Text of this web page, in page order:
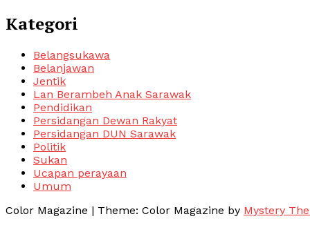
Kategori
Belangsukawa
Belanjawan
Jentik
Lan Berambeh Anak Sarawak
Pendidikan
Persidangan Dewan Rakyat
Persidangan DUN Sarawak
Politik
Sukan
Ucapan perayaan
Umum
Color Magazine | Theme: Color Magazine by Mystery